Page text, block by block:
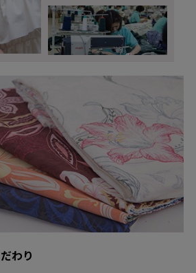
わり